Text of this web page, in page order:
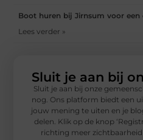
Boot huren bij Jirnsum voor
Lees verder »
Sluit je aan bij
Sluit je aan bij onze
nog. Ons platform biedt een
jouw mening te uiten en je
delen. Klik op de knop
richting meer zichtbaarheid